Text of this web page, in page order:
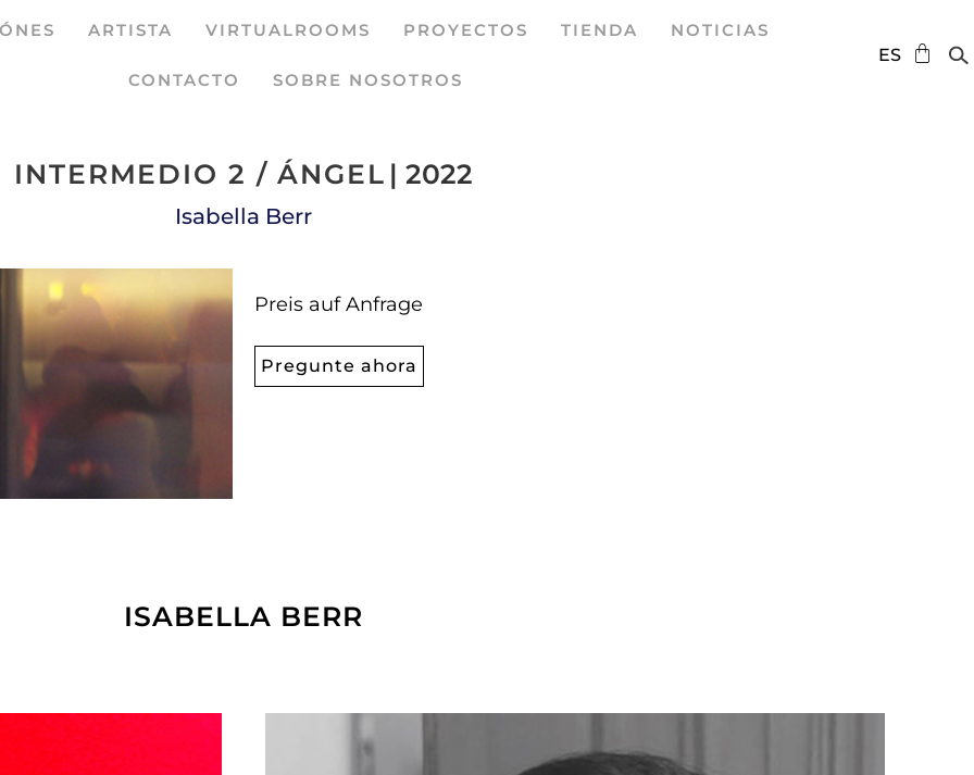
ARTISTA VIRTUALROOMS PROYECTOS TIENDA NOTICIAS
CONTACTO SOBRE NOSOTROS
ES
EN
INTERMEDIO 2 / ÁNGEL | 2022
Isabella Berr
Preis auf Anfrage
Pregunte ahora
ISABELLA BERR